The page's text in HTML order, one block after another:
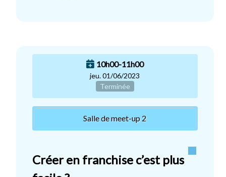
10h00-11h00
jeu. 01/06/2023
Terminée
Salle de meet-up 2
Créer en franchise c’est plus